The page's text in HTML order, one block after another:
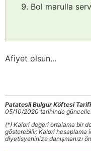
Bol marulla
Afiyet olsun...
Patatesli Bulgur Köftesi Tarifi
05/10/2020 tarihinde
(*) Kalori değeri ortalama bir
gösterebilir. Kalori hesaplama
diyetisyeninize danışmanızı